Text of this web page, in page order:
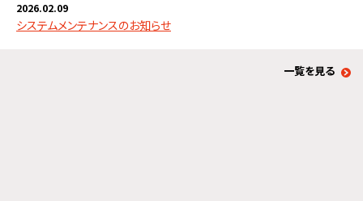
2026.02.09
システムメンテナンスのお知らせ
一覧を見る